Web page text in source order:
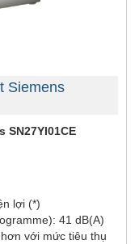
Siemens
SN27YI01CE
lợi (*)
41 dB(A)
với mức tiêu thụ